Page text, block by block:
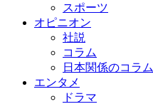
スポーツ
オピニオン
社説
コラム
日本関係のコラム
エンタメ
ドラマ